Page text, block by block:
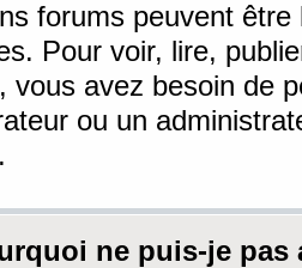
forums peuvent être
Pour voir, lire,
vous avez besoin de
ou un
ne puis-je